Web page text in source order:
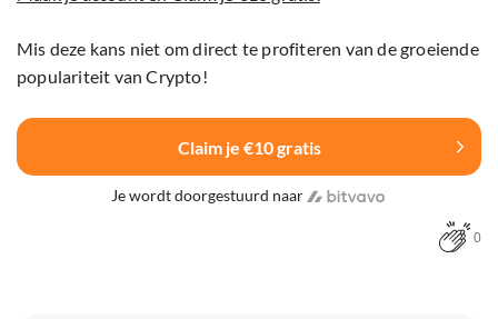
Mis deze kans niet om direct te profiteren van de groeiende
populariteit van Crypto!
Claim je €10 gratis
Je wordt doorgestuurd naar
0